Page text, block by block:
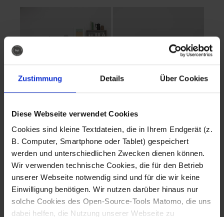
Zustimmung Details Über Cookies
Diese Webseite verwendet Cookies
Cookies sind kleine Textdateien, die in Ihrem Endgerät (z.
B. Computer, Smartphone oder Tablet) gespeichert
werden und unterschiedlichen Zwecken dienen können.
Wir verwenden technische Cookies, die für den Betrieb
unserer Webseite notwendig sind und für die wir keine
Einwilligung benötigen. Wir nutzen darüber hinaus nur
solche Cookies des Open-Source-Tools Matomo, die uns
dabei helfen, die Nutzung unserer Webseite zu
Fotografo: Lorenz
Sternbach
Download
Fotografo: Lorenz
Sternbach
Download